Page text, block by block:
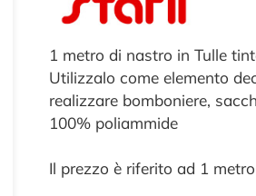
1 metro di nastro in Tulle
Utilizzalo come elemento
realizzare bomboniere,
100% poliammide
Il prezzo è riferito ad 1